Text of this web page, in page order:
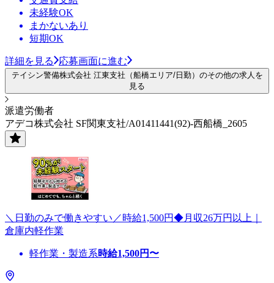
未経験OK
まかないあり
短期OK
詳細を見る 応募画面に進む
テイシン警備株式会社 江東支社（船橋エリア/日勤）のその他の求人を
見る
派遣労働者
アデコ株式会社 SF関東支社/A01411441(92)-西船橋_2605
＼日勤のみで働きやすい／時給1,500円◆月収26万円以上｜
倉庫内軽作業
軽作業・製造系時給1,500円〜